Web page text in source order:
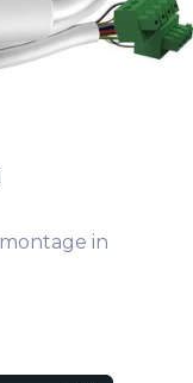
in